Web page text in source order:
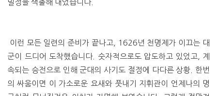
밀정을 색출해 내었습니다.
이런 모든 일련의 준비가 끝나고, 1626년 천명제가 이끄는 대
군이 드디어 도착했습니다. 숫자적으로도 압도하고 있었고, 계
속되는 승전으로 인해 군대의 사기도 절정에 다다른 상황. 한번
의 싸움이면 이 가소로운 요새와 풋내기 지휘관이 언제나의 명